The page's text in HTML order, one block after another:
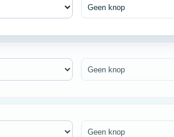
Geen knop
Geen knop
Geen knop